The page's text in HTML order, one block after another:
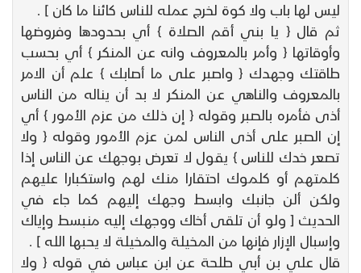
ليس لها باب ولا كوة لخرج عمله للناس كائنا ما كان ] .
ثم قال { يا بني أقم الصلاة } أي بحدودها وفروضها
وأوقاتها { وأمر بالمعروف وانه عن المنكر } أي بحسب
طاقتك وجهدك { واصبر على ما أصابك } علم أن الامر
بالمعروف والناهي عن المنكر لا بد أن يناله من الناس
أذى فأمره بالصبر وقوله { إن ذلك من عزم الأمور } أي
إن الصبر على أذى الناس لمن عزم الأمور وقوله { ولا
تصعر خدك للناس } يقول لا تعرض بوجهك عن الناس إذا
كلمتهم أو كلموك احتقارا منك لهم واستكبارا عليهم
ولكن ألن جانبك وابسط وجهك إليهم كما جاء في
الحديث [ ولو أن تلقى أخاك ووجهك إليه منبسط وإياك
وإسبال الإزار فإنها من المخيلة والمخيلة لا يحبها الله ] .
قال علي بن أبي طلحة عن ابن عباس في قوله { ولا